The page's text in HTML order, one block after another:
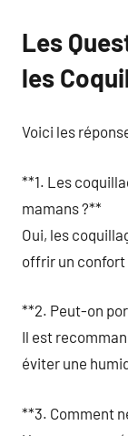
Les
les
Voici les
**1. Les
mamans ?**
Oui, les
offrir un
**2. Peut-on
Il est
éviter une
**3. Comment